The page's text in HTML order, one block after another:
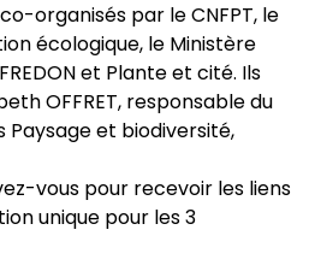
organisés par le CNFPT, le
écologique, le Ministère
et Plante et cité. Ils
OFFRET, responsable du
et biodiversité,
vous pour recevoir les liens
unique pour les 3